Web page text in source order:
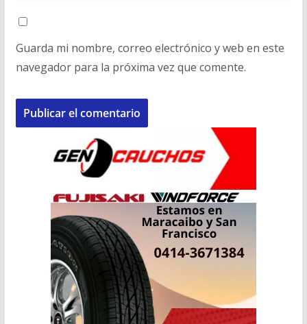
Guarda mi nombre, correo electrónico y web en este
navegador para la próxima vez que comente.